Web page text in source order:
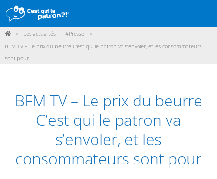
DÉMARCHE
PARTICIPER
ACTUALITÉS
ME CONNECTER / ADHÉRER
> Les actualités #Presse
>
BFM TV – Le prix du beurre C’est qui le patron va s’envoler, et les consommateurs
sont pour
BFM TV – Le prix du beurre
C’est qui le patron va
s’envoler, et les
consommateurs sont pour